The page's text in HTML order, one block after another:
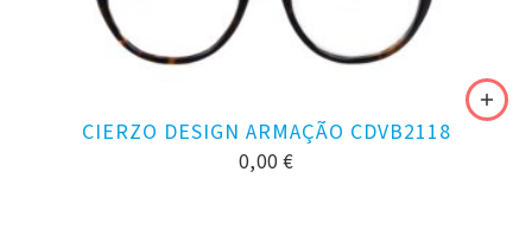
CIERZO DESIGN ARMAÇÃO CDVB2118
0,00 €